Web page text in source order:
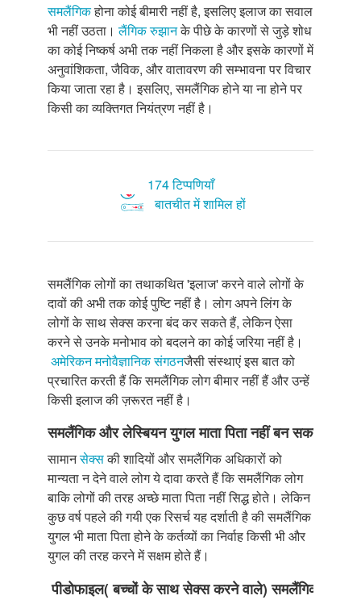
समलैंगिकहोना कोई बीमारी नहीं है, इसलिए इलाज का सवाल
भी नहीं उठता।लैंगिक रुझानके पीछे के कारणों से जुड़े शोध
का कोई निष्कर्ष अभी तक नहीं निकला है और इसके कारणों में
अनुवांशिकता, जैविक, और वातावरण की सम्भावना पर विचार
किया जाता रहा है। इसलिए, समलैंगिक होने या ना होने पर
किसी का व्यक्तिगत नियंत्रण नहीं है।
174 टिप्पणियाँ
बातचीत में शामिल हों
समलैंगिक लोगों का तथाकथित 'इलाज' करने वाले लोगों के
दावों की अभी तक कोई पुष्टि नहीं है। लोग अपने लिंग के
लोगों के साथ सेक्स करना बंद कर सकते हैं, लेकिन ऐसा
करने से उनके मनोभाव को बदलने का कोई जरिया नहीं है।
अमेरिकन मनोवैज्ञानिक संगठनजैसी संस्थाएं इस बात को
प्रचारित करती हैं कि समलैंगिक लोग बीमार नहीं हैं और उन्हें
किसी इलाज की ज़रूरत नहीं है।
समलैंगिक और लेस्बियन युगल माता पिता नहीं बन सकते
सामानसेक्सकी शादियों और समलैंगिक अधिकारों को
मान्यता न देने वाले लोग ये दावा करते हैं कि समलैंगिक लोग
बाकि लोगों की तरह अच्छे माता पिता नहीं सिद्ध होते। लेकिन
कुछ वर्ष पहले की गयी एक रिसर्च यह दर्शाती है की समलैंगिक
युगल भी माता पिता होने के कर्तव्यों का निर्वाह किसी भी और
युगल की तरह करने में सक्षम होते हैं।
पीडोफाइल(बच्चों के साथ सेक्स करने वाले)समलैंगिक